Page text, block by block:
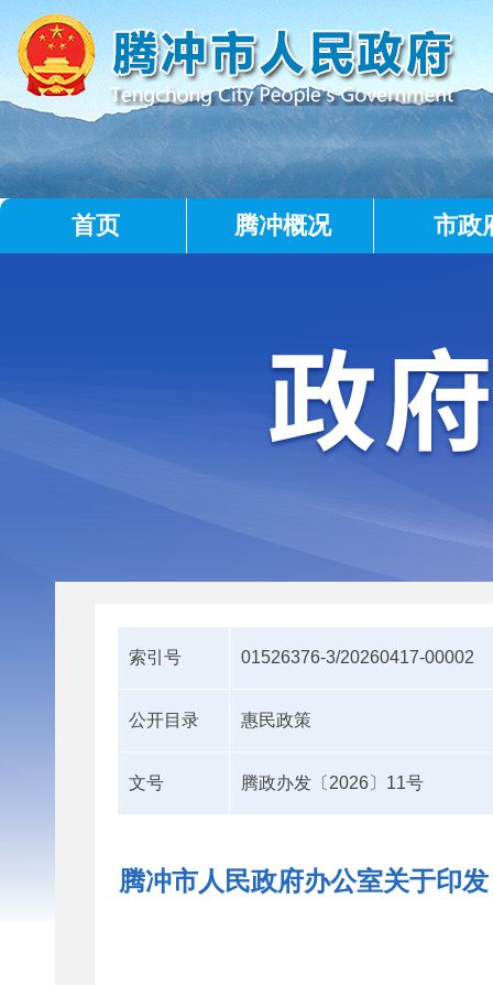
首页 腾冲概况 市政
索引号 01526376-3/20260417-00002
公开目录 惠民政策
文号 腾政办发〔2026〕11号
腾冲市人民政府办公室关于印